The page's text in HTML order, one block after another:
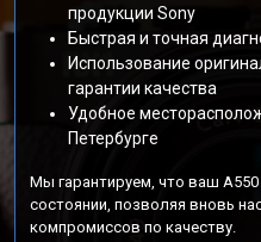
продукции Sony
Быстрая и точная
Использование
гарантии качества
Удобное
Петербурге
Мы гарантируем, что ваш
состоянии, позволяя вновь
компромиссов по качеству.